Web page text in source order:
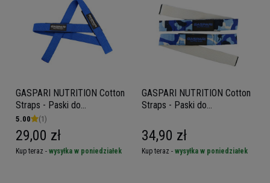
GASPARI NUTRITION Cotton
Straps - Paski do
podnoszenia ciężarów
5.00 (1)
29,00 zł
Kup teraz - wysyłka w poniedziałek
GASPARI NUTRITION Cotton
Straps - Paski do
34,90 zł
Kup teraz - wysyłka w poniedziałek